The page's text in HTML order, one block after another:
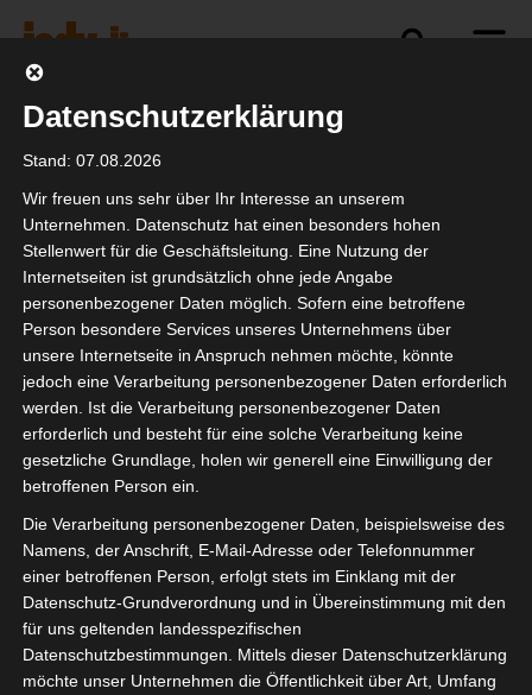
Selbstständigkeit
Prolight and Sound
2023 in Frankfurt
Datenschutzerklärung
Stand: 07.08.2026
Wir freuen uns sehr über Ihr Interesse an unserem
Unternehmen. Datenschutz hat einen besonders hohen
Stellenwert für die Geschäftsleitung. Eine Nutzung der
Internetseiten ist grundsätzlich ohne jede Angabe
personenbezogener Daten möglich. Sofern eine betroffene
Person besondere Services unseres Unternehmens über
unsere Internetseite in Anspruch nehmen möchte, könnte
jedoch eine Verarbeitung personenbezogener Daten erforderlich
werden. Ist die Verarbeitung personenbezogener Daten
erforderlich und besteht für eine solche Verarbeitung keine
gesetzliche Grundlage, holen wir generell eine Einwilligung der
betroffenen Person ein.
Die Verarbeitung personenbezogener Daten, beispielsweise des
Namens, der Anschrift, E-Mail-Adresse oder Telefonnummer
einer betroffenen Person, erfolgt stets im Einklang mit der
Datenschutz-Grundverordnung und in Übereinstimmung mit den
für uns geltenden landesspezifischen
Datenschutzbestimmungen. Mittels dieser Datenschutzerklärung
möchte unser Unternehmen die Öffentlichkeit über Art, Umfang